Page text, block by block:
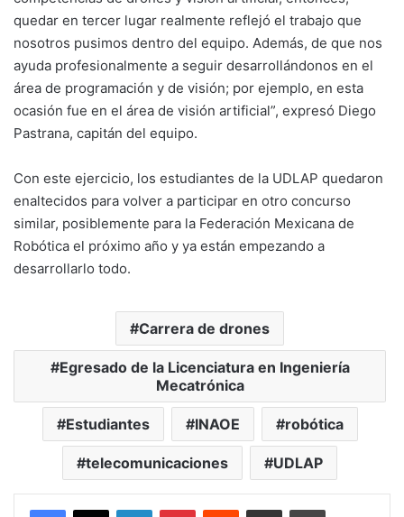
quedar en tercer lugar realmente reflejó el trabajo que
nosotros pusimos dentro del equipo. Además, de que nos
ayuda profesionalmente a seguir desarrollándonos en el
área de programación y de visión; por ejemplo, en esta
ocasión fue en el área de visión artificial”, expresó Diego
Pastrana, capitán del equipo.
Con este ejercicio, los estudiantes de la UDLAP quedaron
enaltecidos para volver a participar en otro concurso
similar, posiblemente para la Federación Mexicana de
Robótica el próximo año y ya están empezando a
desarrollarlo todo.
Carrera de drones
Egresado de la Licenciatura en Ingeniería
Mecatrónica
Estudiantes INAOE robótica
telecomunicaciones UDLAP
LinkedInPinterestReddit Share via Email Print